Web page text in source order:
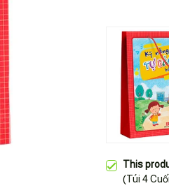
This
(Túi 4